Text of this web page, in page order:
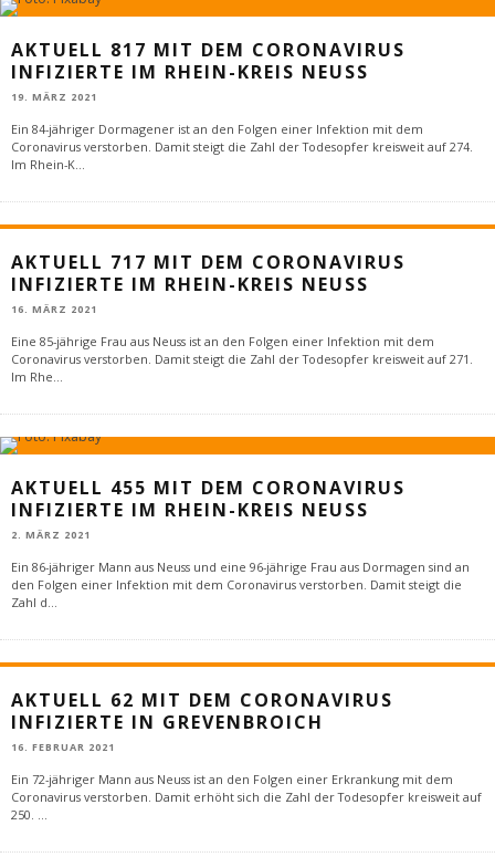
AKTUELL 817 MIT DEM CORONAVIRUS
INFIZIERTE IM RHEIN-KREIS NEUSS
19. MÄRZ 2021
Ein 84-jähriger Dormagener ist an den Folgen einer Infektion mit dem
Coronavirus verstorben. Damit steigt die Zahl der Todesopfer kreisweit auf 274.
Im Rhein-K
AKTUELL 717 MIT DEM CORONAVIRUS
INFIZIERTE IM RHEIN-KREIS NEUSS
16. MÄRZ 2021
Eine 85-jährige Frau aus Neuss ist an den Folgen einer Infektion mit dem
Coronavirus verstorben. Damit steigt die Zahl der Todesopfer kreisweit auf 271.
Im Rhe...
AKTUELL 455 MIT DEM CORONAVIRUS
INFIZIERTE IM RHEIN-KREIS NEUSS
2. MÄRZ 2021
Ein 86-jähriger Mann aus Neuss und eine 96-jährige Frau aus Dormagen sind an
den Folgen einer Infektion mit dem Coronavirus verstorben. Damit steigt die
Zahl d...
AKTUELL 62 MIT DEM CORONAVIRUS
INFIZIERTE IN GREVENBROICH
16. FEBRUAR 2021
Ein 72-jähriger Mann aus Neuss ist an den Folgen einer Erkrankung mit dem
Coronavirus verstorben. Damit erhöht sich die Zahl der Todesopfer kreisweit auf
250. ...